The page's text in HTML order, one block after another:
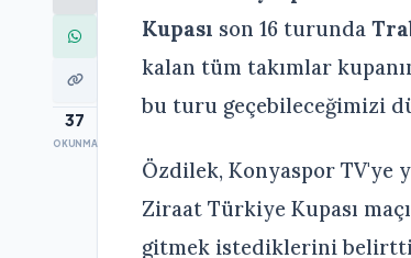
37
OKUNMA
Kupası son 16 turunda
kalan tüm takımlar
bu turu geçebileceğimizi
Özdilek, Konyaspor TV'ye
Ziraat Türkiye Kupası
gitmek istediklerini